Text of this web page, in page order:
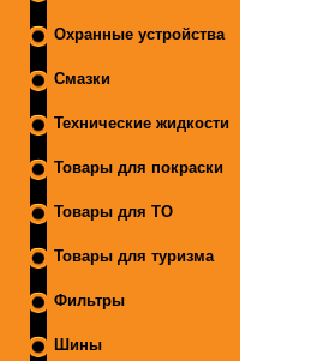
Охранные устройства
Смазки
Технические жидкости
Товары для покраски
Товары для ТО
Товары для туризма
Фильтры
Шины